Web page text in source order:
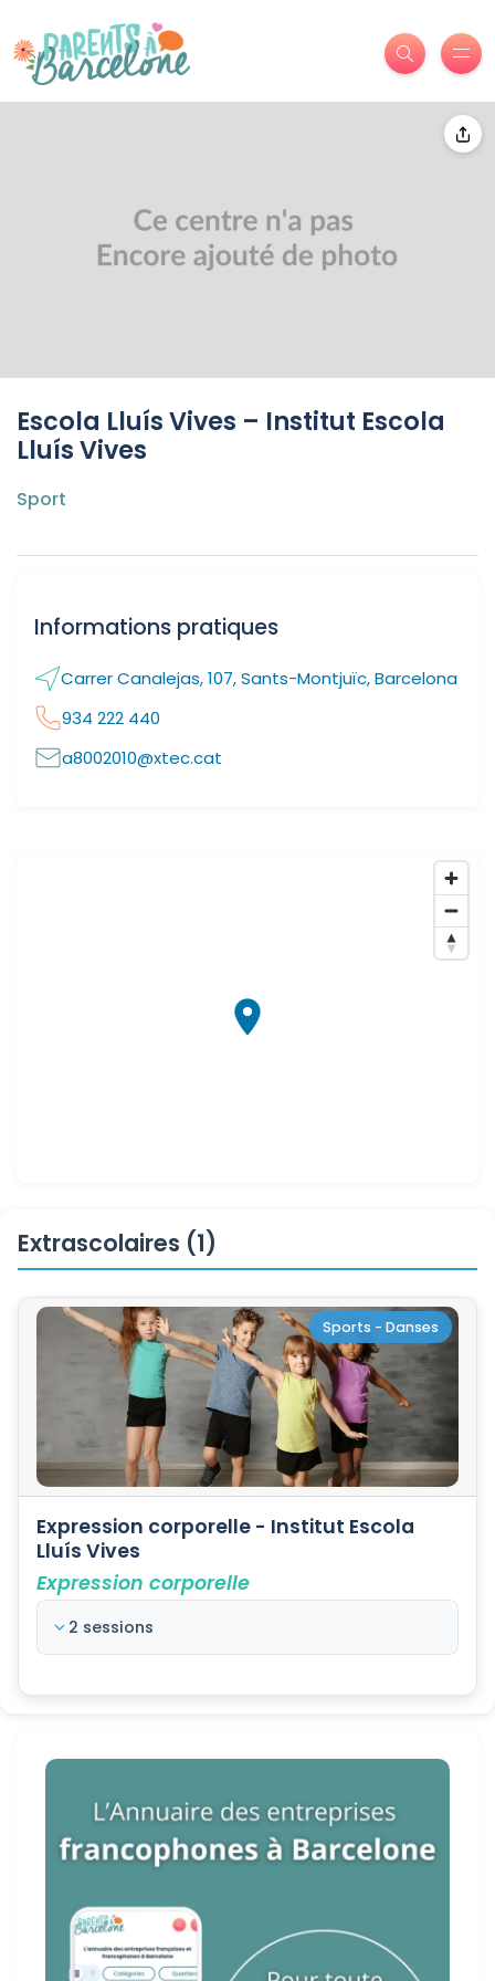
Escola Lluís Vives – Institut Escola
Lluís Vives
Sport
Informations pratiques
Carrer Canalejas, 107, Sants-Montjuïc, Barcelona
934 222 440
a8002010@xtec.cat
Extrascolaires (1)
Sports - Danses
Expression corporelle - Institut Escola
Lluís Vives
Expression corporelle
2 sessions